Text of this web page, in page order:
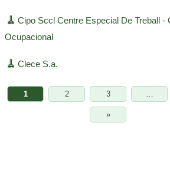
🧹 Cipo Sccl Centre Especial De Treball -
Ocupacional
🧹 Clece S.a.
1 2 3 …
»